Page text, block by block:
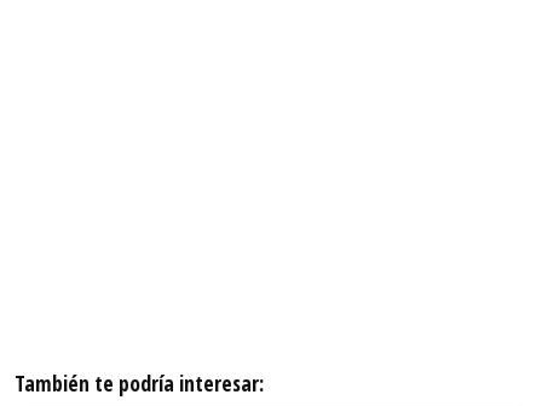
También te podría interesar: